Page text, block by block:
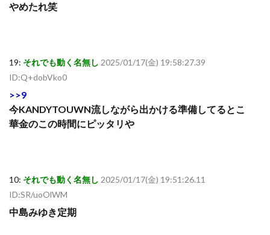
やめたれ笑
19: それでも動く名無し 2025/01/17(金) 19:58:27.39
ID:Q+dobVko0
>>9
今KANDYTOUWN流しながら出かける準備してるとこ
華金のこの時間にピッタリや
10: それでも動く名無し 2025/01/17(金) 19:51:26.11
ID:SR/uoOlWM
中島みゆき定期